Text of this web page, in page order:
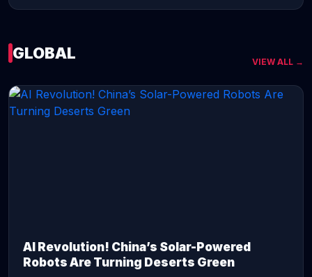
GLOBAL VIEW ALL →
AI Revolution! China’s Solar-Powered
Robots Are Turning Deserts Green